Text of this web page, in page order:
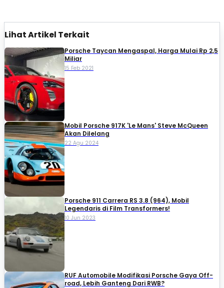
Lihat Artikel Terkait
Porsche Taycan Mengaspal, Harga Mulai Rp 2,5
Miliar
15 Feb 2021
Mobil Porsche 917K 'Le Mans' Steve McQueen
Akan Dilelang
22 Agu 2024
Porsche 911 Carrera RS 3.8 (964), Mobil
Legendaris di Film Transformers!
10 Jun 2023
RUF Automobile Modifikasi Porsche Gaya Off-
road, Lebih Ganteng Dari RWB?